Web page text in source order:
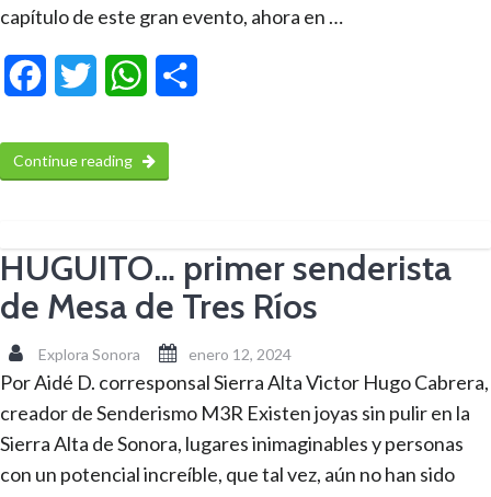
capítulo de este gran evento, ahora en …
FacebookTwitter WhatsApp
Continue reading
HUGUITO… primer senderista
de Mesa de Tres Ríos
Explora Sonora enero 12, 2024
Por Aidé D. corresponsal Sierra Alta Victor Hugo Cabrera,
creador de Senderismo M3R Existen joyas sin pulir en la
Sierra Alta de Sonora, lugares inimaginables y personas
con un potencial increíble, que tal vez, aún no han sido